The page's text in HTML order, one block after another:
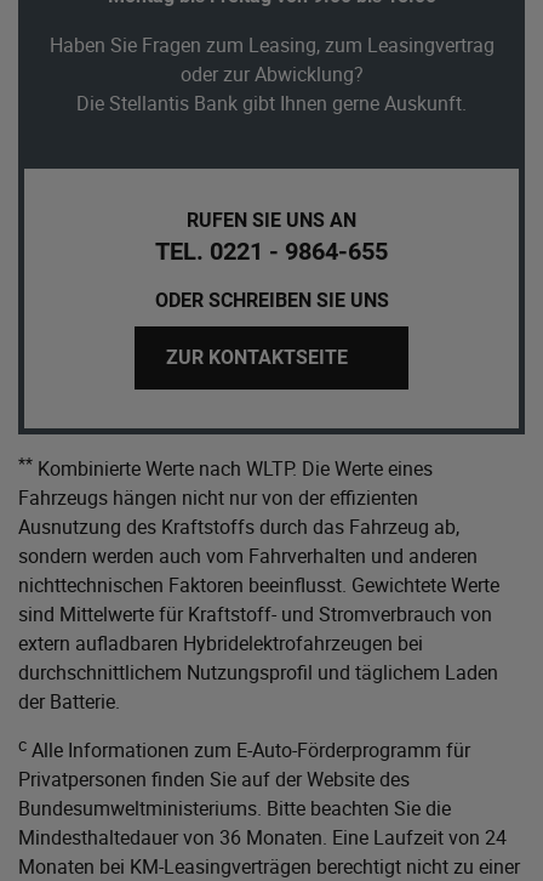
Haben Sie Fragen zum Leasing, zum Leasingvertrag
oder zur Abwicklung?
Die Stellantis Bank gibt Ihnen gerne Auskunft.
RUFEN SIE UNS AN
TEL. 0221 - 9864-655
ODER SCHREIBEN SIE UNS
ZUR KONTAKTSEITE
** Kombinierte Werte nach WLTP. Die Werte eines
Fahrzeugs hängen nicht nur von der effizienten
Ausnutzung des Kraftstoffs durch das Fahrzeug ab,
sondern werden auch vom Fahrverhalten und anderen
nichttechnischen Faktoren beeinflusst. Gewichtete Werte
sind Mittelwerte für Kraftstoff- und Stromverbrauch von
extern aufladbaren Hybridelektrofahrzeugen bei
durchschnittlichem Nutzungsprofil und täglichem Laden
der Batterie.
c Alle Informationen zum E-Auto-Förderprogramm für
Privatpersonen finden Sie auf der Website des
Bundesumweltministeriums. Bitte beachten Sie die
Mindesthaltedauer von 36 Monaten. Eine Laufzeit von 24
Monaten bei KM-Leasingverträgen berechtigt nicht zu einer